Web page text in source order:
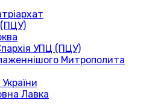
(ПЦУ)
УПЦ (ПЦУ)
Митрополита
Лавка